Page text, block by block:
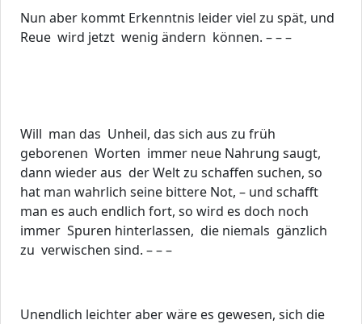
Nun aber kommt Erkenntnis leider viel zu spät, und
Reue wird jetzt wenig ändern können. – – –
Will man das Unheil, das sich aus zu früh
geborenen Worten immer neue Nahrung saugt,
dann wieder aus der Welt zu schaffen suchen, so
hat man wahrlich seine bittere Not, – und schafft
man es auch endlich fort, so wird es doch noch
immer Spuren hinterlassen, die niemals gänzlich
zu verwischen sind. – – –
Unendlich leichter aber wäre es gewesen, sich die